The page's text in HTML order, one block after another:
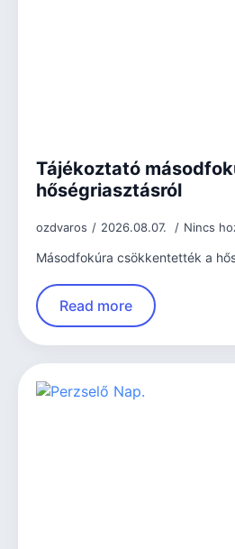
Tájékoztató
hőségriasztásról
ozdvaros 2026.08.07. Nincs
Másodfokúra csökkentették a
Read more